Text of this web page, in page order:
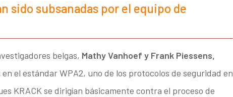
sido subsanadas por el equipo de
belgas, Mathy Vanhoef y Frank Piessens,
el estándar WPA2, uno de los protocolos de seguridad en
KRACK se dirigían básicamente contra el proceso de